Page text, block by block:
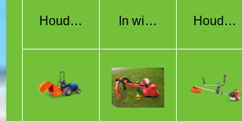
Houd mij op de hoogteIn winkelwagenHoud